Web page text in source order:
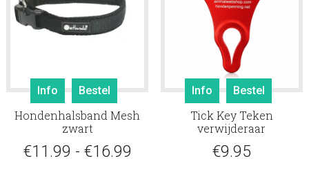
Info Bestel
Dit
heeft
variaties.
Hondenhalsband Mesh
zwart
€11.99 - €16.99
Info Bestel
Tick Key Teken
verwijderaar
€9.95